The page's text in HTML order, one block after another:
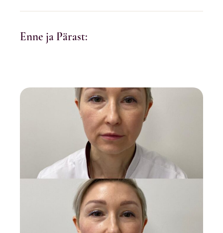
Enne ja Pärast: